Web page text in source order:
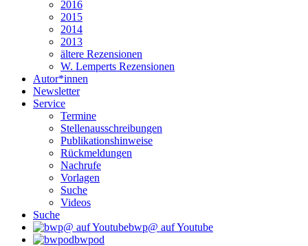
2016
2015
2014
2013
ältere Rezensionen
W. Lemperts Rezensionen
Autor*innen
Newsletter
Service
Termine
Stellenausschreibungen
Publikationshinweise
Rückmeldungen
Nachrufe
Vorlagen
Suche
Videos
Suche
bwp@ auf Youtube
bwpod